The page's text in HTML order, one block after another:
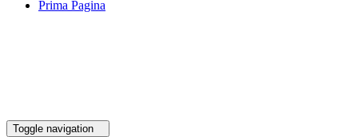
Prima Pagina
Toggle navigation